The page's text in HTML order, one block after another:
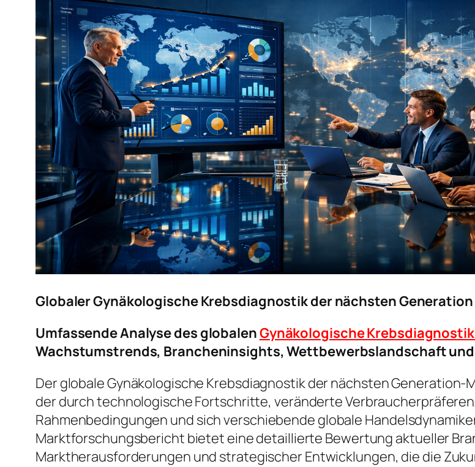
Globaler Gynäkologische Krebsdiagnostik der nächsten
Umfassende Analyse des globalenGynäkologische
Wachstumstrends, Brancheninsights, Wettbewerbslandschaft und
Der globale Gynäkologische Krebsdiagnostik der nächsten
der durch technologische Fortschritte, veränderte
Rahmenbedingungen und sich verschiebende globale
Marktforschungsbericht bietet eine detaillierte Bewertung aktueller
Marktherausforderungen und strategischer Entwicklungen, die die